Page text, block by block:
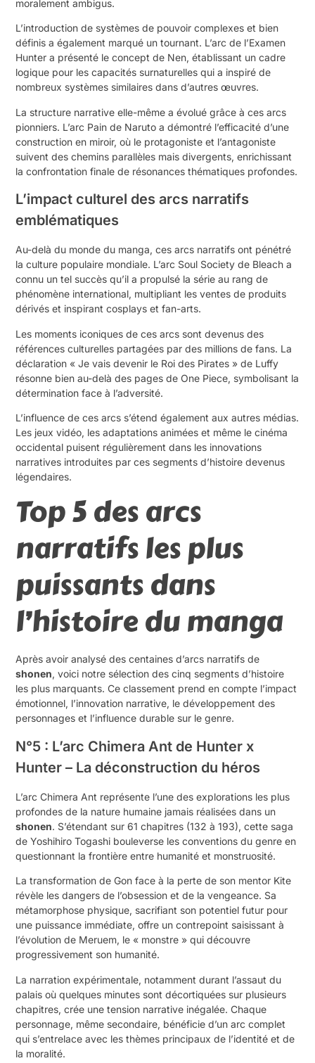
moralement ambigus.
L’introduction de systèmes de pouvoir complexes et bien
définis a également marqué un tournant. L’arc de l’Examen
Hunter a présenté le concept de Nen, établissant un cadre
logique pour les capacités surnaturelles qui a inspiré de
nombreux systèmes similaires dans d’autres œuvres.
La structure narrative elle-même a évolué grâce à ces arcs
pionniers. L’arc Pain de Naruto a démontré l’efficacité d’une
construction en miroir, où le protagoniste et l’antagoniste
suivent des chemins parallèles mais divergents, enrichissant
la confrontation finale de résonances thématiques profondes.
L’impact culturel des arcs narratifs
emblématiques
Au-delà du monde du manga, ces arcs narratifs ont pénétré
la culture populaire mondiale. L’arc Soul Society de Bleach a
connu un tel succès qu’il a propulsé la série au rang de
phénomène international, multipliant les ventes de produits
dérivés et inspirant cosplays et fan-arts.
Les moments iconiques de ces arcs sont devenus des
références culturelles partagées par des millions de fans. La
déclaration « Je vais devenir le Roi des Pirates » de Luffy
résonne bien au-delà des pages de One Piece, symbolisant la
détermination face à l’adversité.
L’influence de ces arcs s’étend également aux autres médias.
Les jeux vidéo, les adaptations animées et même le cinéma
occidental puisent régulièrement dans les innovations
narratives introduites par ces segments d’histoire devenus
légendaires.
Top 5 des arcs
narratifs les plus
puissants dans
l’histoire du manga
Après avoir analysé des centaines d’arcs narratifs de
shonen, voici notre sélection des cinq segments d’histoire
les plus marquants. Ce classement prend en compte l’impact
émotionnel, l’innovation narrative, le développement des
personnages et l’influence durable sur le genre.
N°5 : L’arc Chimera Ant de Hunter x
Hunter – La déconstruction du héros
L’arc Chimera Ant représente l’une des explorations les plus
profondes de la nature humaine jamais réalisées dans un
shonen. S’étendant sur 61 chapitres (132 à 193), cette saga
de Yoshihiro Togashi bouleverse les conventions du genre en
questionnant la frontière entre humanité et monstruosité.
La transformation de Gon face à la perte de son mentor Kite
révèle les dangers de l’obsession et de la vengeance. Sa
métamorphose physique, sacrifiant son potentiel futur pour
une puissance immédiate, offre un contrepoint saisissant à
l’évolution de Meruem, le « monstre » qui découvre
progressivement son humanité.
La narration expérimentale, notamment durant l’assaut du
palais où quelques minutes sont décortiquées sur plusieurs
chapitres, crée une tension narrative inégalée. Chaque
personnage, même secondaire, bénéficie d’un arc complet
qui s’entrelace avec les thèmes principaux de l’identité et de
la moralité.